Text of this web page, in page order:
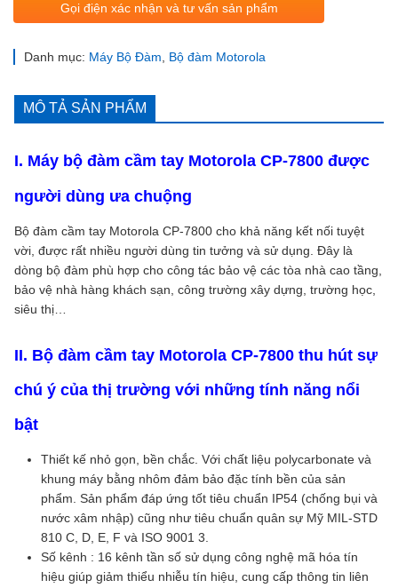
Gọi điện xác nhận và tư vấn sản phẩm
Danh mục: Máy Bộ Đàm Bộ đàm Motorola
MÔ TẢ SẢN PHẨM
I. Máy bộ đàm cầm tay Motorola CP-7800 được
người dùng ưa chuộng
Bộ đàm cầm tay Motorola CP-7800 cho khả năng kết nối tuyệt
vời, được rất nhiều người dùng tin tưởng và sử dụng. Đây là
dòng bộ đàm phù hợp cho công tác bảo vệ các tòa nhà cao tầng,
bảo vệ nhà hàng khách sạn, công trường xây dựng, trường học,
siêu thị…
II. Bộ đàm cầm tay Motorola CP-7800 thu hút sự
chú ý của thị trường với những tính năng nổi
bật
Thiết kế nhỏ gọn, bền chắc. Với chất liệu polycarbonate và
khung máy bằng nhôm đảm bảo đặc tính bền của sản
phẩm. Sản phẩm đáp ứng tốt tiêu chuẩn IP54 (chống bụi và
nước xâm nhập) cũng như tiêu chuẩn quân sự Mỹ MIL-STD
810 C, D, E, F và ISO 9001 3.
Số kênh : 16 kênh tần số sử dụng công nghệ mã hóa tín
hiệu giúp giảm thiểu nhiễu tín hiệu, cung cấp thông tin liên